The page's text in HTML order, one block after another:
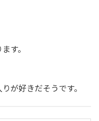
す。
が好きだそうです。